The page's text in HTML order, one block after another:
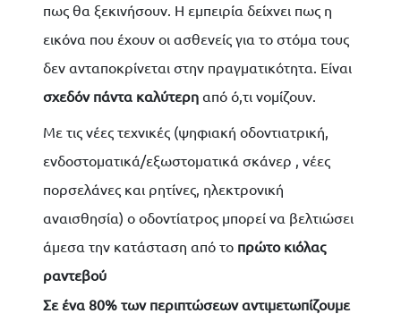
πως θα ξεκινήσουν. Η εμπειρία δείχνει πως η
εικόνα που έχουν οι ασθενείς για το στόμα τους
δεν ανταποκρίνεται στην πραγματικότητα. Είναι
σχεδόν πάντα καλύτερη από ό,τι νομίζουν.
Με τις νέες τεχνικές (ψηφιακή οδοντιατρική,
ενδοστοματικά/εξωστοματικά σκάνερ , νέες
πορσελάνες και ρητίνες, ηλεκτρονική
αναισθησία) ο οδοντίατρος μπορεί να βελτιώσει
άμεσα την κατάσταση από το πρώτο κιόλας
ραντεβού
Σε ένα 80% των περιπτώσεων αντιμετωπίζουμε